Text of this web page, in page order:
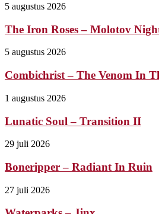
5 augustus 2026
The Iron Roses – Molotov
5 augustus 2026
Combichrist – The Venom In
1 augustus 2026
Lunatic Soul – Transition II
29 juli 2026
Boneripper – Radiant In Ruin
27 juli 2026